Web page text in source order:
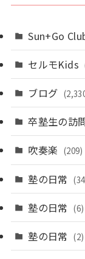
Sun+Go
セルモKids
ブログ
卒塾生の訪
吹奏楽 (209)
塾の日常
塾の日常 (6)
塾の日常 (2)